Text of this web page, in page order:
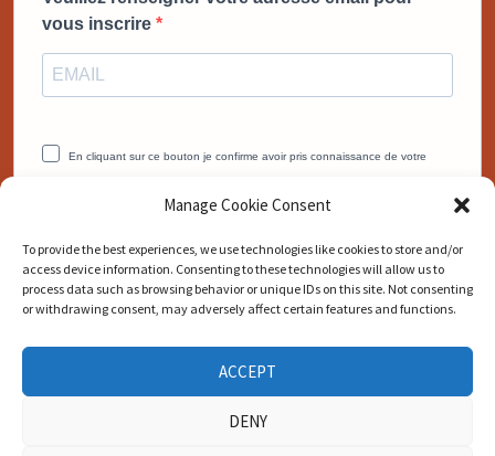
Manage Cookie Consent
To provide the best experiences, we use technologies like cookies to store and/or
access device information. Consenting to these technologies will allow us to
process data such as browsing behavior or unique IDs on this site. Not consenting
or withdrawing consent, may adversely affect certain features and functions.
ACCEPT
DENY
vous inscrire
En cliquant sur ce bouton je confirme avoir pris connaissance de votre
Vous pouvez vous désinscrire à tout moment en cliquant sur le lien
JE VEUX MON BONUS MAINTENANT